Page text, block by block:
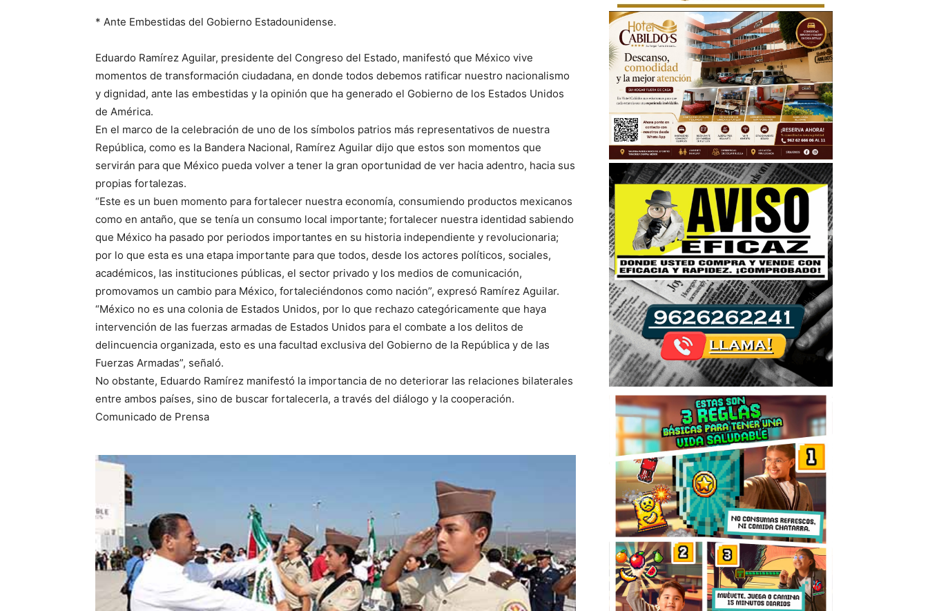
* Ante Embestidas del Gobierno Estadounidense.
Eduardo Ramírez Aguilar, presidente del Congreso del Estado, manifestó que México vive
momentos de transformación ciudadana, en donde todos debemos ratificar nuestro nacionalismo
y dignidad, ante las embestidas y la opinión que ha generado el Gobierno de los Estados Unidos
de América.
En el marco de la celebración de uno de los símbolos patrios más representativos de nuestra
República, como es la Bandera Nacional, Ramírez Aguilar dijo que estos son momentos que
servirán para que México pueda volver a tener la gran oportunidad de ver hacia adentro, hacia sus
propias fortalezas.
“Este es un buen momento para fortalecer nuestra economía, consumiendo productos mexicanos
como en antaño, que se tenía un consumo local importante; fortalecer nuestra identidad sabiendo
que México ha pasado por periodos importantes en su historia independiente y revolucionaria;
por lo que esta es una etapa importante para que todos, desde los actores políticos, sociales,
académicos, las instituciones públicas, el sector privado y los medios de comunicación,
promovamos un cambio para México, fortaleciéndonos como nación”, expresó Ramírez Aguilar.
“México no es una colonia de Estados Unidos, por lo que rechazo categóricamente que haya
intervención de las fuerzas armadas de Estados Unidos para el combate a los delitos de
delincuencia organizada, esto es una facultad exclusiva del Gobierno de la República y de las
Fuerzas Armadas”, señaló.
No obstante, Eduardo Ramírez manifestó la importancia de no deteriorar las relaciones bilaterales
entre ambos países, sino de buscar fortalecerla, a través del diálogo y la cooperación.
Comunicado de Prensa